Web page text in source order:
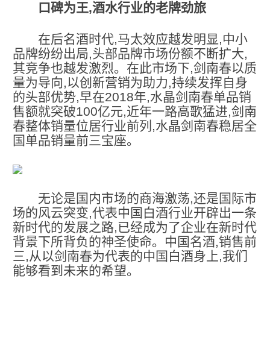
口碑为王,酒水行业的老牌劲旅
在后名酒时代,马太效应越发明显,中小
品牌纷纷出局,头部品牌市场份额不断扩大,
其竞争也越发激烈。在此市场下,剑南春以质
量为导向,以创新营销为助力,持续发挥自身
的头部优势,早在2018年,水晶剑南春单品销
售额就突破100亿元,近年一路高歌猛进,剑南
春整体销量位居行业前列,水晶剑南春稳居全
国单品销量前三宝座。
无论是国内市场的商海激荡,还是国际市
场的风云突变,代表中国白酒行业开辟出一条
新时代的发展之路,已经成为了企业在新时代
背景下所背负的神圣使命。中国名酒,销售前
三,从以剑南春为代表的中国白酒身上,我们
能够看到未来的希望。